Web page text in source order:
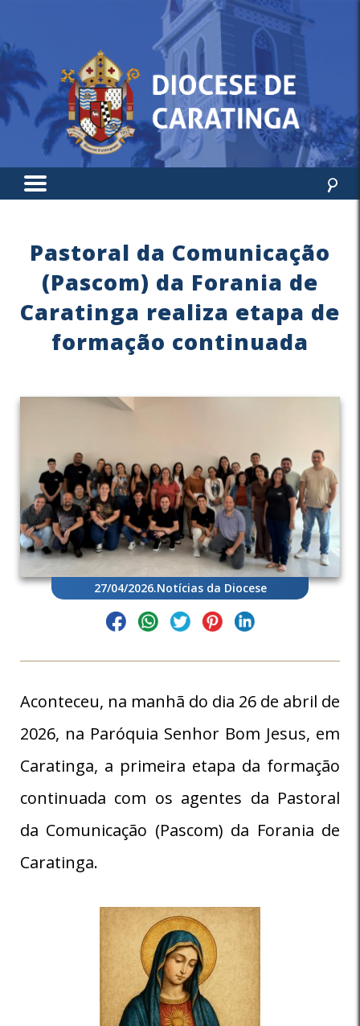
Pastoral da Comunicação
(Pascom) da Forania de
Caratinga realiza etapa de
formação continuada
27/04/2026.Notícias da Diocese
Aconteceu, na manhã do dia 26 de abril de
2026, na Paróquia Senhor Bom Jesus, em
Caratinga, a primeira etapa da formação
continuada com os agentes da Pastoral
da Comunicação (Pascom) da Forania de
Caratinga.